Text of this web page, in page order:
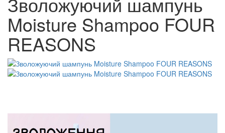
Moisture Shampoo FOUR
REASONS